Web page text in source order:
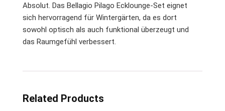
Absolut. Das Bellagio Pilago Ecklounge-Set eignet
sich hervorragend für Wintergärten, da es dort
sowohl optisch als auch funktional überzeugt und
das Raumgefühl verbessert.
Related Products